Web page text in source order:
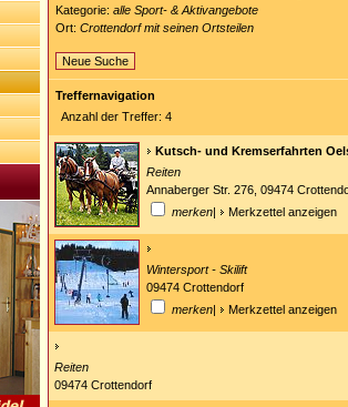
Kategorie: alle Sport- & Aktivangebote
Ort: Crottendorf mit seinen Ortsteilen
Neue Suche
Treffernavigation
Anzahl der Treffer: 4
Kutsch- und Kremserfahrten
Reiten
Annaberger Str. 276, 09474
merken| Merkzettel anzeigen
Wintersport - Skilift
09474 Crottendorf
merken| Merkzettel anzeigen
Reiten
09474 Crottendorf